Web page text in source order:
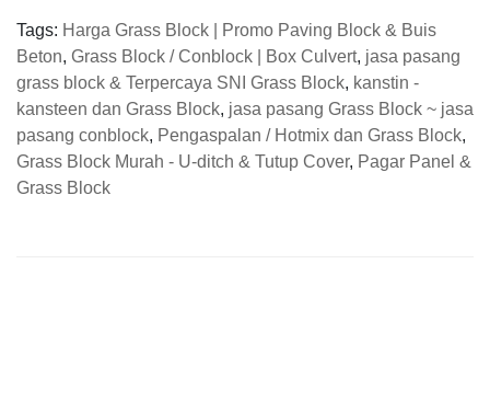
Tags: Harga Grass Block | Promo Paving Block & Buis
Beton, Grass Block / Conblock | Box Culvert, jasa pasang
grass block & Terpercaya SNI Grass Block, kanstin -
kansteen dan Grass Block, jasa pasang Grass Block ~ jasa
pasang conblock, Pengaspalan / Hotmix dan Grass Block,
Grass Block Murah - U-ditch & Tutup Cover, Pagar Panel &
Grass Block